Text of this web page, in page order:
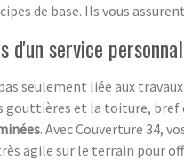
de base. Ils vous
d'un service
seulement liée aux
gouttières et la toiture, bref
. Avec Couverture 34,
agile sur le terrain pour